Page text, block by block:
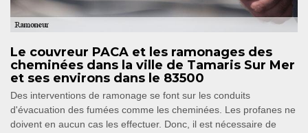
Le couvreur PACA et les ramonages des
cheminées dans la ville de Tamaris Sur Mer
et ses environs dans le 83500
Des interventions de ramonage se font sur les conduits
d'évacuation des fumées comme les cheminées. Les profanes ne
doivent en aucun cas les effectuer. Donc, il est nécessaire de